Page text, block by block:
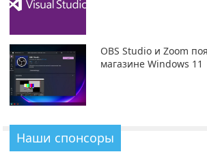
OBS Studio и Zoom
магазине Windows 11
Наши спонсоры